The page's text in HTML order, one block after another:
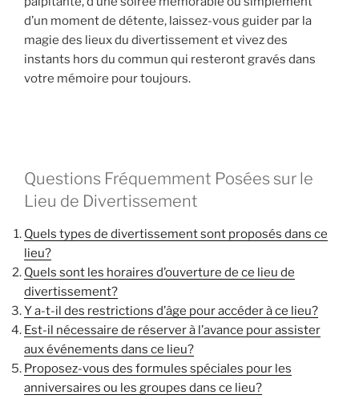
d’un moment de détente, laissez-vous guider par la
magie des lieux du divertissement et vivez des
instants hors du commun qui resteront gravés dans
votre mémoire pour toujours.
Questions Fréquemment Posées sur le
Lieu de Divertissement
Quels types de divertissement sont proposés dans ce
lieu?
Quels sont les horaires d’ouverture de ce lieu de
divertissement?
Y a-t-il des restrictions d’âge pour accéder à ce lieu?
Est-il nécessaire de réserver à l’avance pour assister
aux événements dans ce lieu?
Proposez-vous des formules spéciales pour les
anniversaires ou les groupes dans ce lieu?